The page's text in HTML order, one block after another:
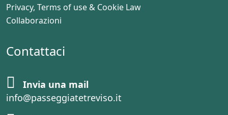
Privacy, Terms of use & Cookie Law
Collaborazioni
Contattaci
Invia una mail
info@passeggiatetreviso.it